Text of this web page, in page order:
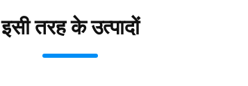
इसी तरह के उत्पादों